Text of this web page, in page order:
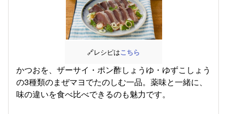
🔗レシピはこちら
かつおを、ザーサイ・ポン酢しょうゆ・ゆずこしょう
の3種類のまぜマヨでたのしむ一品。薬味と一緒に、
味の違いを食べ比べできるのも魅力です。